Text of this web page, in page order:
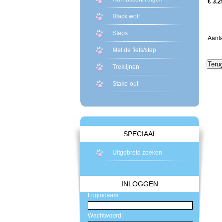
Black wolf
Steps
Met de fiets/step
Treklijnen
Stake-out
SPECIAAL
Uitgebreid zoeken
INLOGGEN
Loginnaam:
Wachtwoord:
€